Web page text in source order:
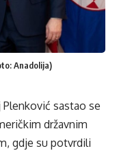
Anadolija)
sastao se
državnim
gdje su potvrdili